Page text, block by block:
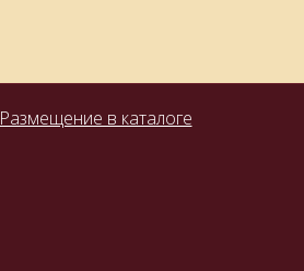
Размещение в каталоге